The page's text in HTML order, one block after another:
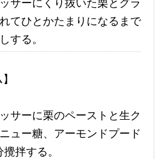
サーにくり抜いた栗とグラ
てひとかたまりになるまで
する。
サーに栗のペーストと生ク
ュー糖、アーモンドプード
拌する。